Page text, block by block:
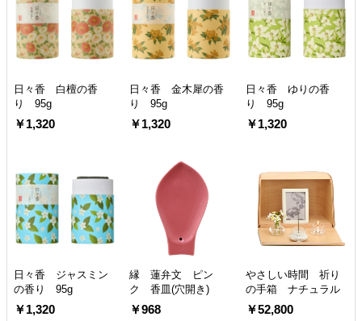
日々香 白檀の香
り 95g
￥1,320
日々香 金木犀の香
り 95g
￥1,320
日々香 ゆりの香
り 95g
￥1,320
日々香 ジャスミン
の香り 95g
￥1,320
縁 蓮弁文 ピン
ク 香皿(穴開き)
￥968
やさしい時間 祈り
の手箱 ナチュラル
￥52,800